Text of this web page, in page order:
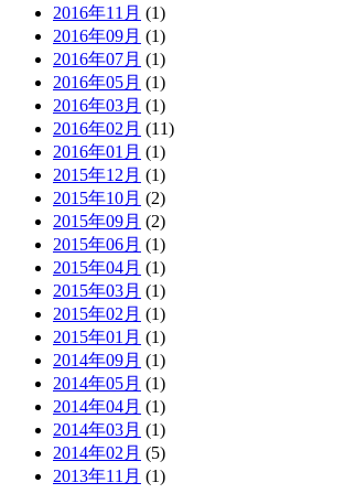
2016年11月 (1)
2016年09月 (1)
2016年07月 (1)
2016年05月 (1)
2016年03月 (1)
2016年02月 (11)
2016年01月 (1)
2015年12月 (1)
2015年10月 (2)
2015年09月 (2)
2015年06月 (1)
2015年04月 (1)
2015年03月 (1)
2015年02月 (1)
2015年01月 (1)
2014年09月 (1)
2014年05月 (1)
2014年04月 (1)
2014年03月 (1)
2014年02月 (5)
2013年11月 (1)